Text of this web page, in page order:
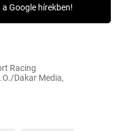
a Google hírekben!
Racing
Dakar Media,